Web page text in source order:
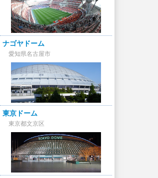
ナゴヤドーム
愛知県名古屋市
東京ドーム
東京都文京区